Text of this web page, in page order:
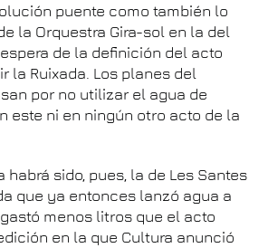
puente como también lo
la Orquestra Gira-sol en la del
de la definición del acto
la Ruixada. Los planes del
por no utilizar el agua de
este ni en ningún otro acto de la
habrá sido, pues, la de Les Santes
que ya entonces lanzó agua a
menos litros que el acto
en la que Cultura anunció